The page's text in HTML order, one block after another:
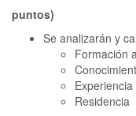
puntos)
Se analizarán y
Formación
Experiencia
Residencia